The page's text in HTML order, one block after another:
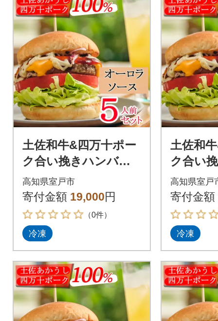
土佐和牛&四万十ポー
ク合い挽きハンバー
ガーセット【オーロ
ラソース】【5人前】
高知県室戸市
寄付金額 19,000円
（0件）
冷凍
土佐和
ク合い
ガーセ
ラソー
高知県室戸
寄付金額
冷凍